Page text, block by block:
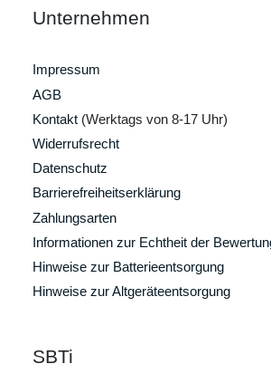
Unternehmen
Impressum
AGB
Kontakt (Werktags von 8-17 Uhr)
Widerrufsrecht
Datenschutz
Barrierefreiheitserklärung
Zahlungsarten
Informationen zur Echtheit der
Hinweise zur Batterieentsorgung
Hinweise zur Altgeräteentsorgung
SBTi